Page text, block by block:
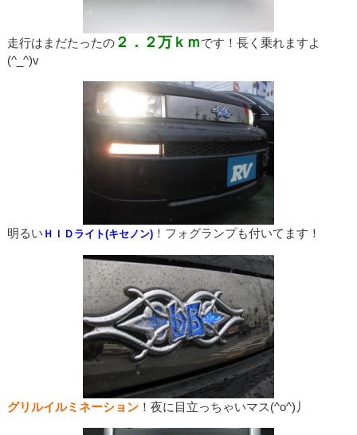
走行はまだたったの２．２万ｋｍです！長く乗れますよ
(^_^)v
明るい ＨＩＤライト(キセノン)！フォグランプも付いてます！
グリルイルミネーション！夜に目立っちゃいマス(^o^)丿